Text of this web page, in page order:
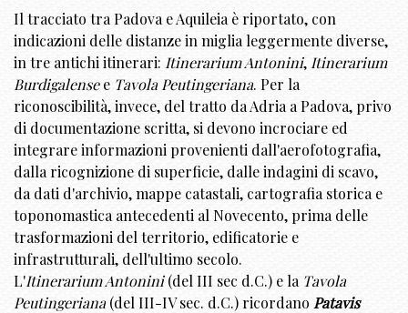
Il tracciato tra Padova e Aquileia è riportato, con
indicazioni delle distanze in miglia leggermente diverse,
in tre antichi itinerari: Itinerarium Antonini, Itinerarium
Burdigalensee Tavola Peutingeriana. Per la
riconoscibilità, invece, del tratto da Adria a Padova, privo
di documentazione scritta, si devono incrociare ed
integrare informazioni provenienti dall'aerofotografia,
dalla ricognizione di superficie, dalle indagini di scavo,
da dati d'archivio, mappe catastali, cartografia storica e
toponomastica antecedenti al Novecento, prima delle
trasformazioni del territorio, edificatorie e
infrastrutturali, dell'ultimo secolo.
L'Itinerarium Antonini(del III sec d.C.) e la Tavola
Peutingeriana(del III-IV sec. d.C.) ricordano Patavis